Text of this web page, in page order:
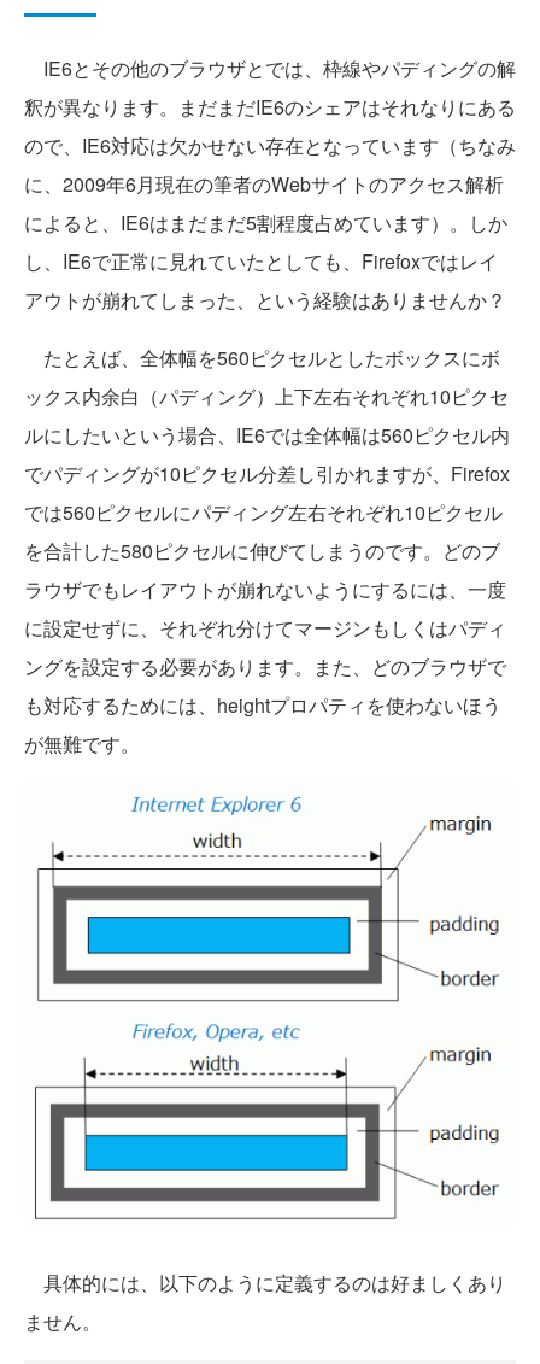
IE6とその他のブラウザとでは、枠線やパディングの解
釈が異なります。まだまだIE6のシェアはそれなりにある
ので、IE6対応は欠かせない存在となっています（ちなみ
に、2009年6月現在の筆者のWebサイトのアクセス解析
によると、IE6はまだまだ5割程度占めています）。しか
し、IE6で正常に見れていたとしても、Firefoxではレイ
アウトが崩れてしまった、という経験はありませんか？
たとえば、全体幅を560ピクセルとしたボックスにボ
ックス内余白（パディング）上下左右それぞれ10ピクセ
ルにしたいという場合、IE6では全体幅は560ピクセル内
でパディングが10ピクセル分差し引かれますが、Firefox
では560ピクセルにパディング左右それぞれ10ピクセル
を合計した580ピクセルに伸びてしまうのです。どのブ
ラウザでもレイアウトが崩れないようにするには、一度
に設定せずに、それぞれ分けてマージンもしくはパディ
ングを設定する必要があります。また、どのブラウザで
も対応するためには、heightプロパティを使わないほう
が無難です。
具体的には、以下のように定義するのは好ましくあり
ません。